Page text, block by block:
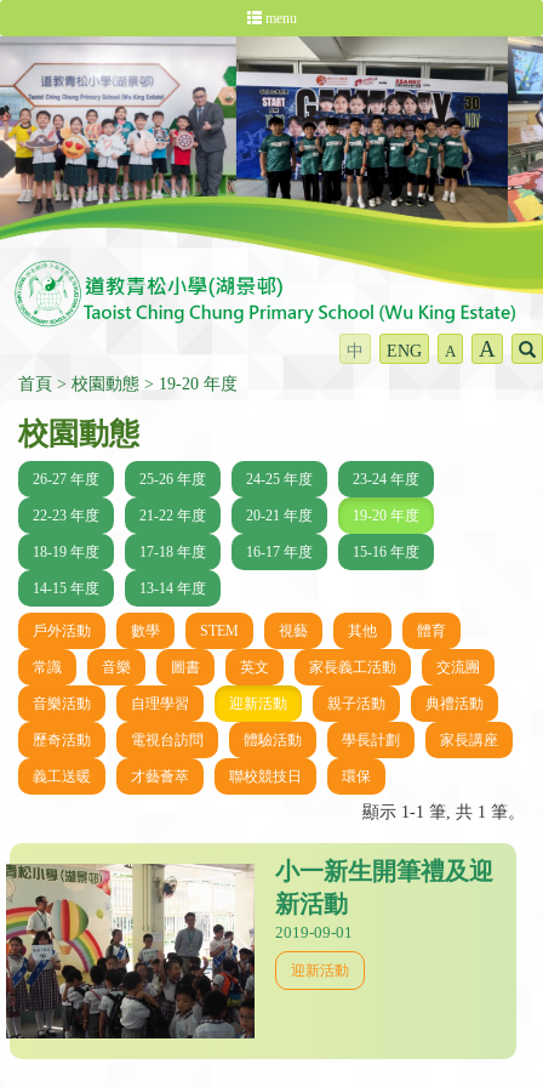
menu
中 ENG A A
首頁 校園動態 19-20 年度
校園動態
26-27 年度 25-26 年度 24-25 年度 23-24 年度
22-23 年度 21-22 年度 20-21 年度 19-20 年度
18-19 年度 17-18 年度 16-17 年度 15-16 年度
14-15 年度 13-14 年度
戶外活動 數學 STEM 視藝 其他 體育
常識 音樂 圖書 英文 家長義工活動 交流團
音樂活動 自理學習 迎新活動 親子活動 典禮活動
歷奇活動 電視台訪問 體驗活動 學長計劃 家長講座
義工送暖 才藝薈萃 聯校競技日 環保
顯示 1-1 筆, 共 1 筆。
小一新生開筆禮及迎
新活動
2019-09-01
迎新活動